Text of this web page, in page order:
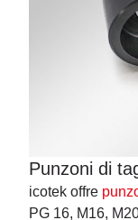
Punzoni di
icotek offre
PG 16, M16,